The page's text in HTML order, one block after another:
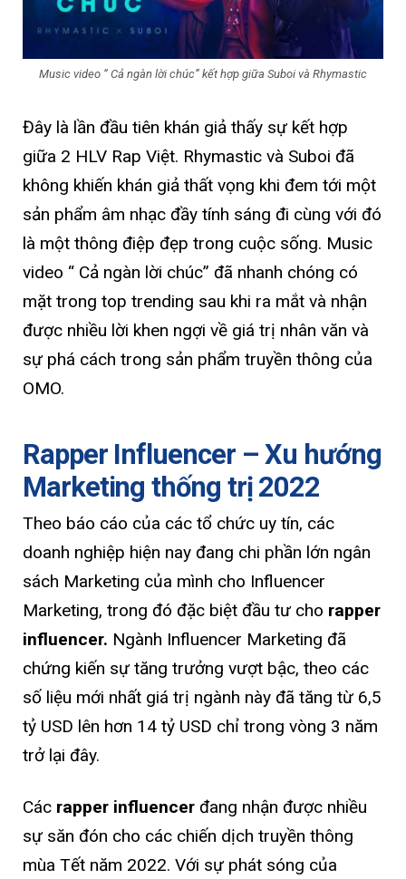
Music video “ Cả ngàn lời chúc” kết hợp giữa Suboi và Rhymastic
Đây là lần đầu tiên khán giả thấy sự kết hợp
giữa 2 HLV Rap Việt. Rhymastic và Suboi đã
không khiến khán giả thất vọng khi đem tới một
sản phẩm âm nhạc đầy tính sáng đi cùng với đó
là một thông điệp đẹp trong cuộc sống. Music
video “ Cả ngàn lời chúc” đã nhanh chóng có
mặt trong top trending sau khi ra mắt và nhận
được nhiều lời khen ngợi về giá trị nhân văn và
sự phá cách trong sản phẩm truyền thông của
OMO.
Rapper Influencer – Xu hướng
Marketing thống trị 2022
Theo báo cáo của các tổ chức uy tín, các
doanh nghiệp hiện nay đang chi phần lớn ngân
sách Marketing của mình cho Influencer
Marketing, trong đó đặc biệt đầu tư cho rapper
influencer. Ngành Influencer Marketing đã
chứng kiến sự tăng trưởng vượt bậc, theo các
số liệu mới nhất giá trị ngành này đã tăng từ 6,5
tỷ USD lên hơn 14 tỷ USD chỉ trong vòng 3 năm
trở lại đây.
Các rapper influencer đang nhận được nhiều
sự săn đón cho các chiến dịch truyền thông
mùa Tết năm 2022. Với sự phát sóng của